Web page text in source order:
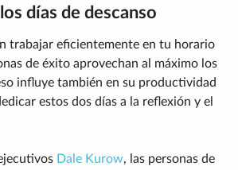
días de descanso
trabajar eficientemente en tu horario
de éxito aprovechan al máximo los
influye también en su productividad
estos dos días a la reflexión y el
Dale Kurow, las personas de